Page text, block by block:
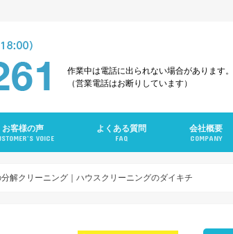
作業中は電話に出られない場合があります。
（営業電話はお断りしています）
お客様の声
VOICE
よくある質問
FAQ
会社概要
COMPANY
解クリーニング｜ハウスクリーニングのダイキチ